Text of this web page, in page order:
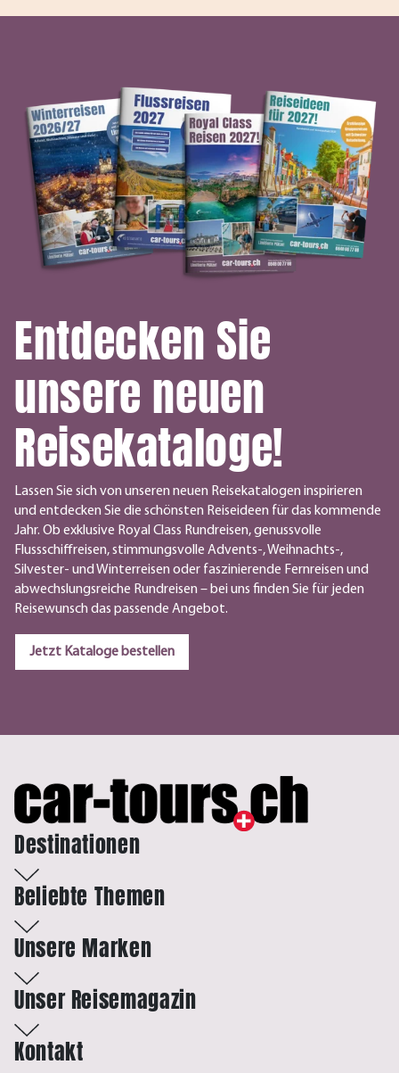
Entdecken Sie
unsere neuen
Reisekataloge!
Lassen Sie sich von unseren neuen Reisekatalogen inspirieren
und entdecken Sie die schönsten Reiseideen für das kommende
Jahr. Ob exklusive Royal Class Rundreisen, genussvolle
Flussschiffreisen, stimmungsvolle Advents-, Weihnachts-,
Silvester- und Winterreisen oder faszinierende Fernreisen und
abwechslungsreiche Rundreisen – bei uns finden Sie für jeden
Reisewunsch das passende Angebot.
Jetzt Kataloge bestellen
Destinationen
Beliebte Themen
Unsere Marken
Unser Reisemagazin
Kontakt